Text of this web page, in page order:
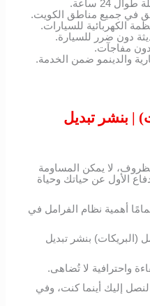
24 ساعة.
في جميع مناطق الكويت.
الكهربائية للسيارات.
دون ضرر للسيارة.
مفاجآت.
والدينمو ضمن الخدمة.
| بنشر تبديل
لا يمكن المساومة
الأول عن حياتك وحياة
أهمية نظام الفرامل في
(البريكات) بنشر تبديل
واحترافية لا تُضاهى.
لنصل إليك أينما كنت، وفي